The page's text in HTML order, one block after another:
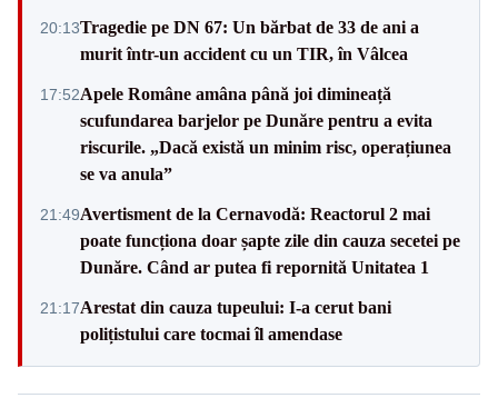
20:13Tragedie pe DN 67: Un bărbat de 33 de ani a
murit într-un accident cu un TIR, în Vâlcea
17:52Apele Române amâna până joi dimineață
scufundarea barjelor pe Dunăre pentru a evita
riscurile. „Dacă există un minim risc, operațiunea
se va anula”
21:49Avertisment de la Cernavodă: Reactorul 2 mai
poate funcționa doar șapte zile din cauza secetei pe
Dunăre. Când ar putea fi repornită Unitatea 1
21:17Arestat din cauza tupeului: I-a cerut bani
polițistului care tocmai îl amendase